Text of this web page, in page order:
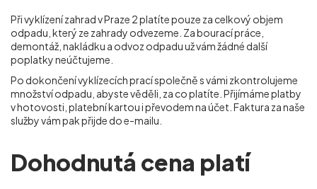
Při vyklízení zahrad v Praze 2platíte pouze za celkový objem
odpadu, který ze zahrady odvezeme. Za bourací práce,
demontáž, nakládku a odvoz odpadu už vám žádné další
poplatky neúčtujeme.
Po dokončení vyklízecích prací společně s vámi zkontrolujeme
množství odpadu, abyste věděli, za co platíte. Přijímáme platby
v hotovosti, platební kartou i převodem na účet. Faktura za naše
služby vám pak přijde do e-mailu.
Dohodnutá cena platí